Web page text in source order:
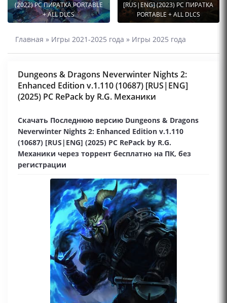
(2022) PC ПИРАТКА PORTABLE
+ ALL DLCS
[RUS|ENG] (2023) PC ПИРАТКА
PORTABLE + ALL DLCS
Главная » Игры 2021-2025 года » Игры 2025 года
Dungeons & Dragons Neverwinter Nights 2:
Enhanced Edition v.1.110 (10687) [RUS|ENG]
(2025) PC RePack by R.G. Механики
Скачать Последнюю версию Dungeons & Dragons
Neverwinter Nights 2: Enhanced Edition v.1.110
(10687) [RUS|ENG] (2025) PC RePack by R.G.
Механики через торрент бесплатно на ПК, без
регистрации